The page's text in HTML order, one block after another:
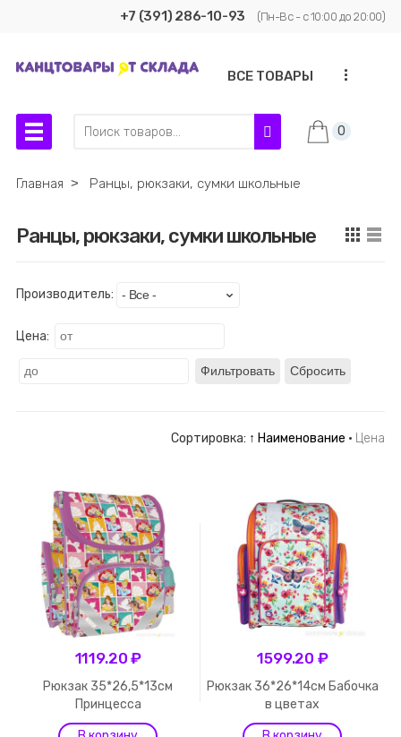
+7 (391) 286-10-93 (Пн-Вс - с 10:00 до 20:00)
ВСЕ ТОВАРЫ ...
0
Главная ˃ Ранцы, рюкзаки, сумки школьные
Ранцы, рюкзаки, сумки школьные
Производитель:
Цена:
Фильтровать Сбросить
Сортировка: ↑ Наименование · Цена
1119.20 ₽
Рюкзак 35*26,5*13см
Принцесса
1599.20 ₽
Рюкзак 36*26*14см Бабочка
в цветах